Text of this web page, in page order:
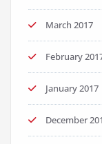
March 2017
February
January 2017
December